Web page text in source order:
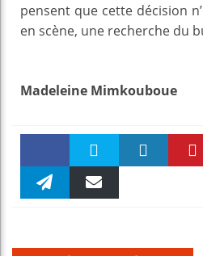
pensent que cette décision
en scène, une recherche du
Madeleine Mimkouboue
Faceboo Twitter
m